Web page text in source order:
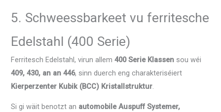
5. Schweessbarkeet vu ferritesche
Edelstahl (400 Serie)
Ferritesch Edelstahl, virun allem400 Serie Klassen sou wéi
409, 430, an an 446, sinn duerch eng charakteriséiert
Kierperzenter Kubik (BCC) Kristallstruktur
Si gi wäit benotzt an automobile Auspuff Systemer,